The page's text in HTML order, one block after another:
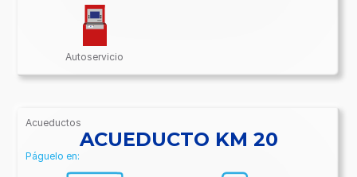
Autoservicio
Acueductos
/BancoBCR-
Contenido/Conectividades/Acueductos
ACUEDUCTO KM 20
Páguelo en: